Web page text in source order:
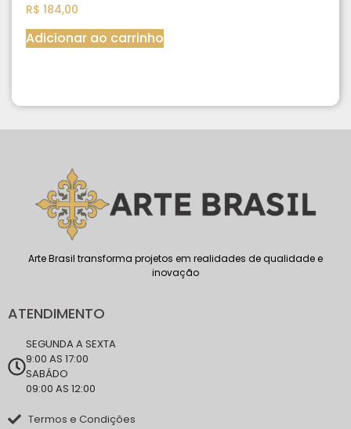
R$ 184,00
Adicionar ao carrinho
Arte Brasil transforma projetos em realidades de qualidade e
inovação
ATENDIMENTO
SEGUNDA A SEXTA
9:00 AS 17:00
SABÁDO
09:00 AS 12:00
Termos e Condições